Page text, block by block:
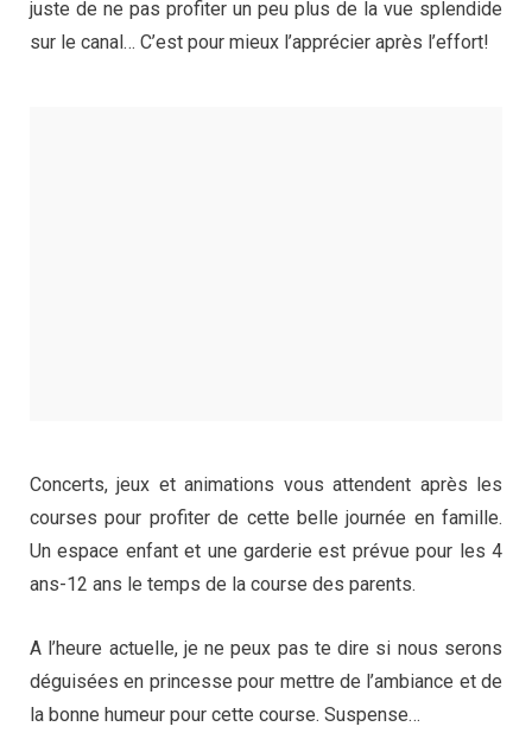
juste de ne pas profiter un peu plus de la vue splendide
sur le canal… C’est pour mieux l’apprécier après l’effort!
Concerts, jeux et animations vous attendent après les
courses pour profiter de cette belle journée en famille.
Un espace enfant et une garderie est prévue pour les 4
ans-12 ans le temps de la course des parents.
A l’heure actuelle, je ne peux pas te dire si nous serons
déguisées en princesse pour mettre de l’ambiance et de
la bonne humeur pour cette course. Suspense…